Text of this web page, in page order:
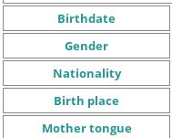
Birthdate
Gender
Nationality
Birth place
Mother tongue